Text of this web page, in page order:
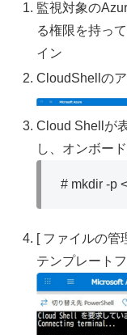
監視対象の
る権限を持っ
イン
CloudShellの
Cloud Shellが
し、オンボー
# mkdir -p
[ ファイルの管
テンプレート